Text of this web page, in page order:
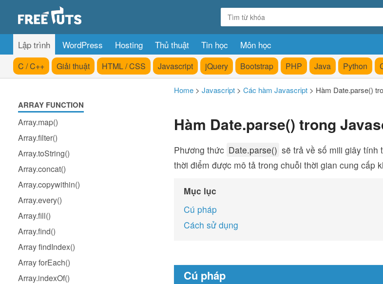
Lập trình WordPress Hosting Thủ thuật Tin học Môn học
C / C++ Giải thuật HTML / CSS Javascript jQuery Bootstrap PHP Java Python
ARRAY FUNCTION
Array.map()
Array.filter()
Array.toString()
Array.concat()
Array.copywithin()
Array.every()
Array.fill()
Array.find()
Array findIndex()
Array forEach()
Array.indexOf()
Home > Javascript > Các hàm Javascript > Hàm Date.parse()
Hàm Date.parse() trong
Phương thức Date.parse() sẽ trả về số mili giây tính
thời điểm được mô tả trong chuỗi thời gian cung cấp
Mục lục
Cú pháp
Cách sử dụng
Cú pháp